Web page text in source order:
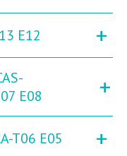
E12 +
E08
+
T06 E05 +